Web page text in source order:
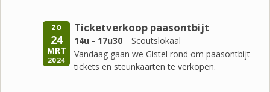
ZO
24
MRT
2024
Ticketverkoop paasontbijt
14u - 17u30
Scoutslokaal
Vandaag gaan we Gistel rond om paasontbijt
tickets en steunkaarten te verkopen.